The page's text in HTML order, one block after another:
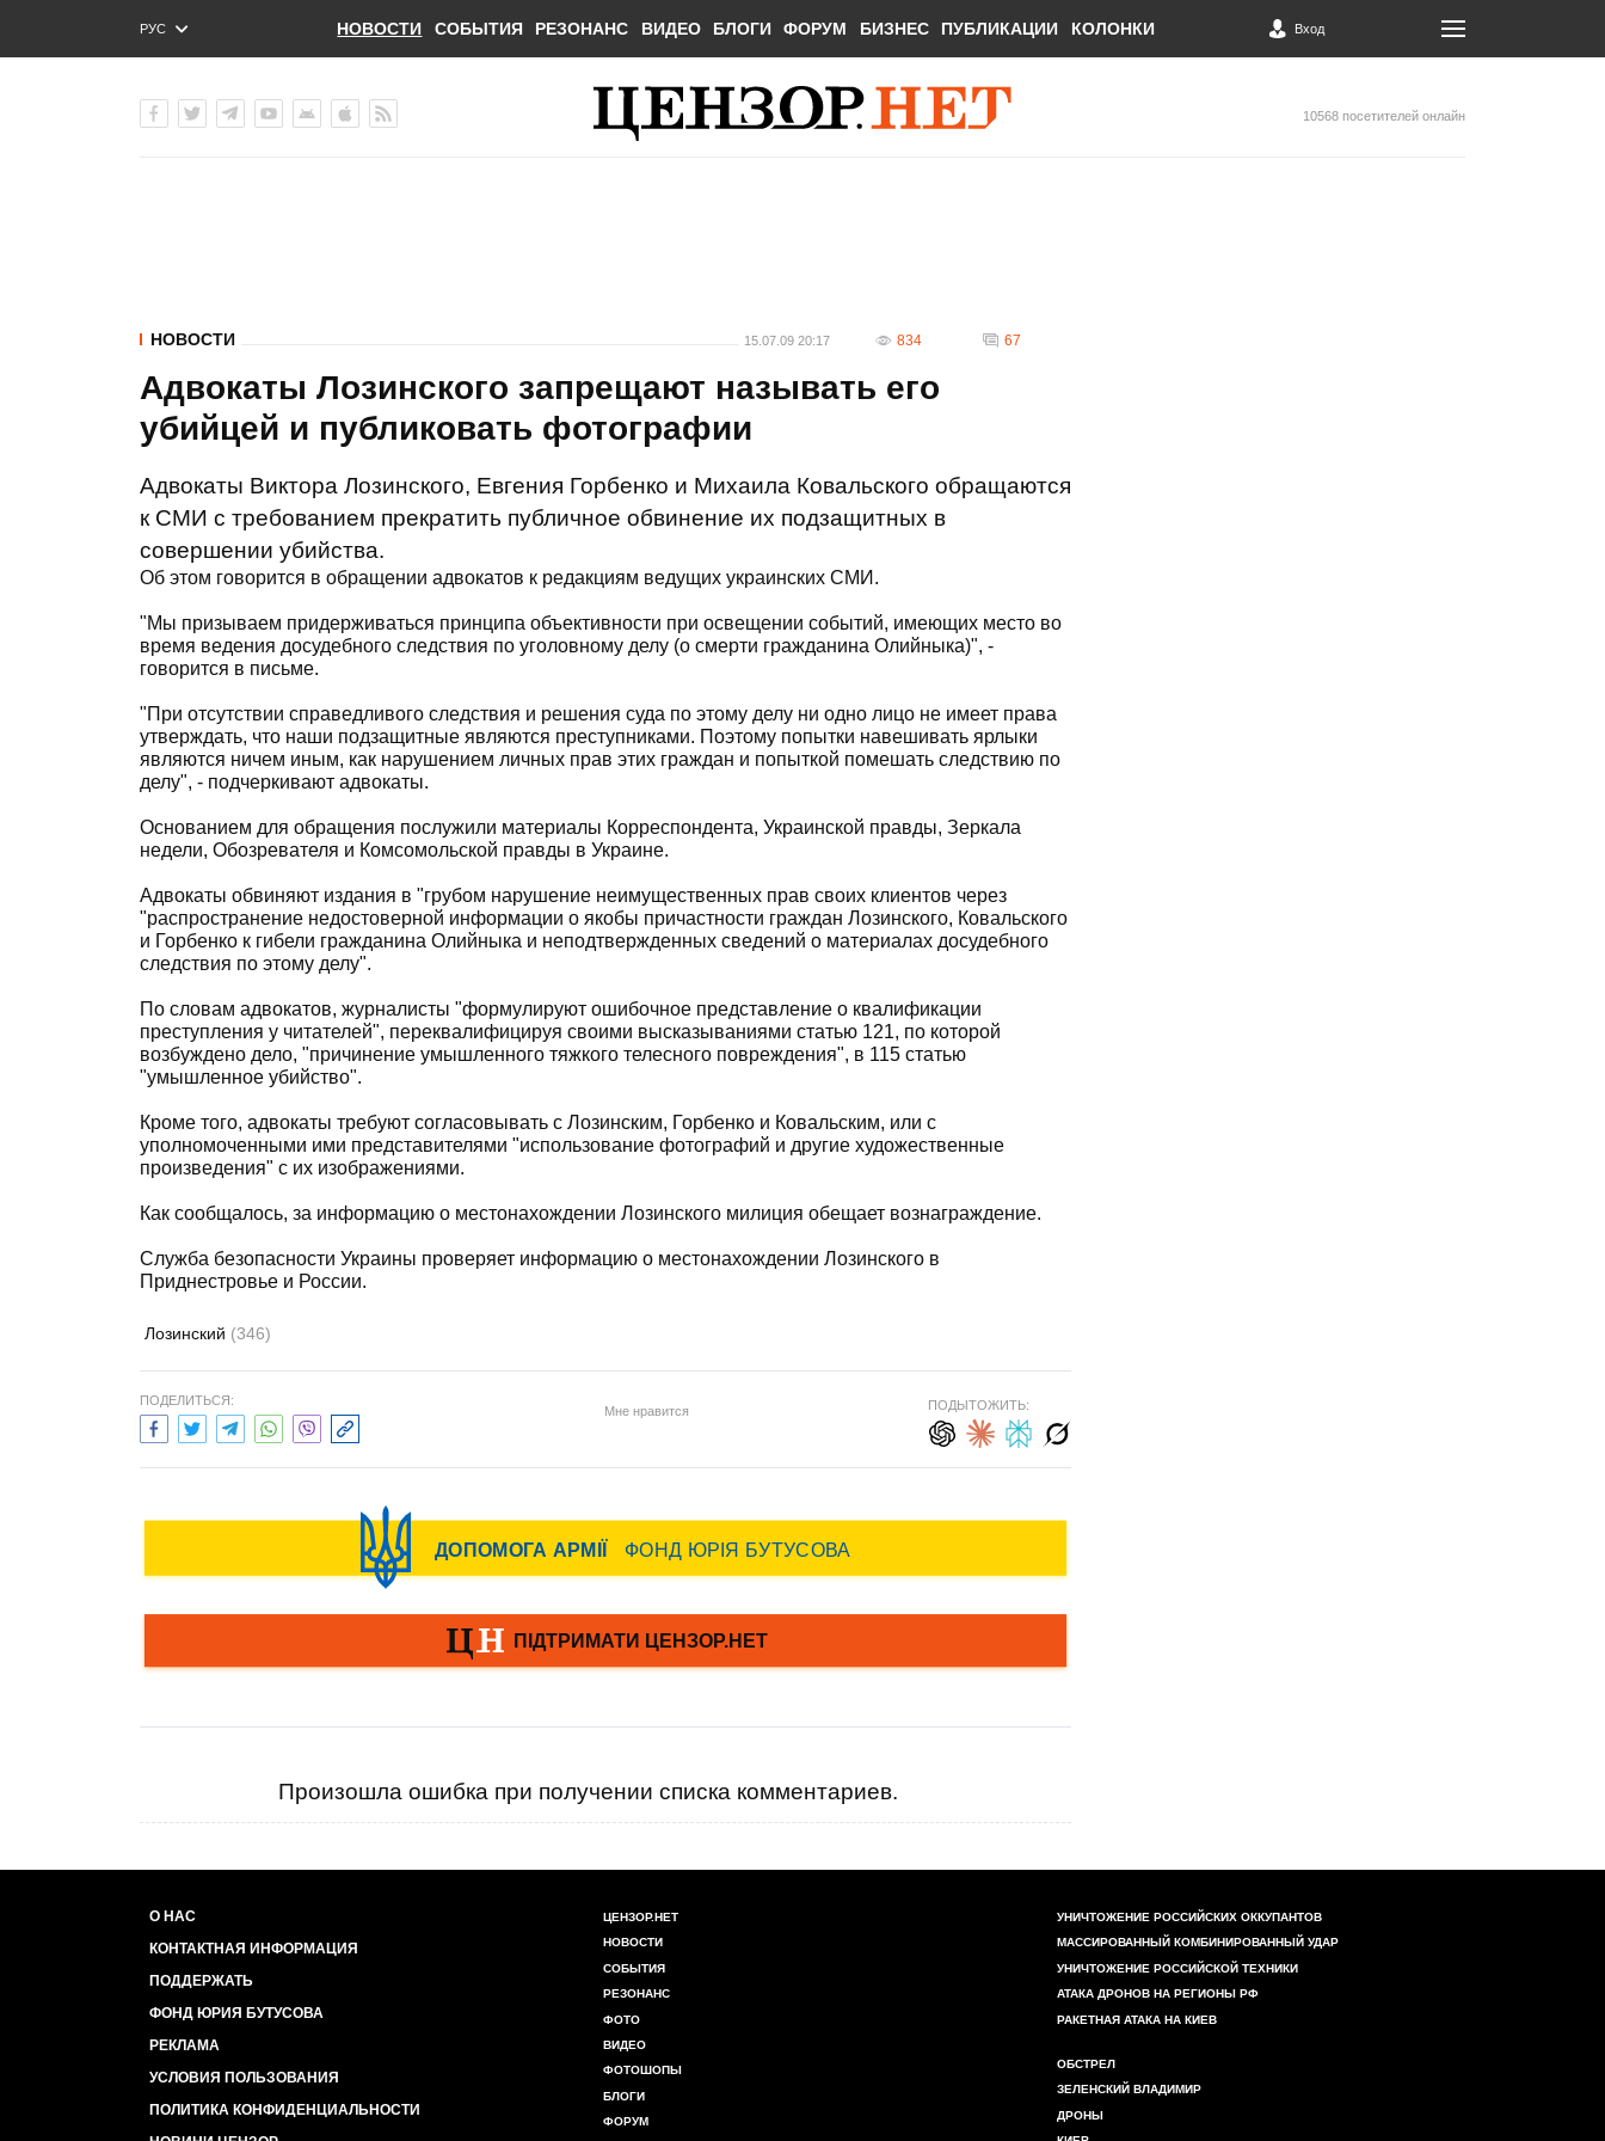
РУС
ENG
НОВОСТИ СОБЫТИЯ РЕЗОНАНС ВИДЕО БЛОГИ ФОРУМ БИЗНЕС ПУБЛИКАЦИИ КОЛОНКИ Вход
10568 посетителей онлайн
НОВОСТИ 15.07.09 20:17 834 67
Адвокаты Лозинского запрещают называть его
убийцей и публиковать фотографии
Адвокаты Виктора Лозинского, Евгения Горбенко и Михаила Ковальского обращаются
к СМИ с требованием прекратить публичное обвинение их подзащитных в
совершении убийства.
Об этом говорится в обращении адвокатов к редакциям ведущих украинских СМИ.
"Мы призываем придерживаться принципа объективности при освещении событий, имеющих место во
время ведения досудебного следствия по уголовному делу (о смерти гражданина Олийныка)", -
говорится в письме.
"При отсутствии справедливого следствия и решения суда по этому делу ни одно лицо не имеет права
утверждать, что наши подзащитные являются преступниками. Поэтому попытки навешивать ярлыки
являются ничем иным, как нарушением личных прав этих граждан и попыткой помешать следствию по
делу", - подчеркивают адвокаты.
Основанием для обращения послужили материалы Корреспондента, Украинской правды, Зеркала
недели, Обозревателя и Комсомольской правды в Украине.
Адвокаты обвиняют издания в "грубом нарушение неимущественных прав своих клиентов через
"распространение недостоверной информации о якобы причастности граждан Лозинского, Ковальского
и Горбенко к гибели гражданина Олийныка и неподтвержденных сведений о материалах досудебного
следствия по этому делу".
По словам адвокатов, журналисты "формулируют ошибочное представление о квалификации
преступления у читателей", переквалифицируя своими высказываниями статью 121, по которой
возбуждено дело, "причинение умышленного тяжкого телесного повреждения", в 115 статью
"умышленное убийство".
Кроме того, адвокаты требуют согласовывать с Лозинским, Горбенко и Ковальским, или с
уполномоченными ими представителями "использование фотографий и другие художественные
произведения" с их изображениями.
Как сообщалось, за информацию о местонахождении Лозинского милиция обещает вознаграждение.
Служба безопасности Украины проверяет информацию о местонахождении Лозинского в
Приднестровье и России.
Лозинский (346)
ПОДЕЛИТЬСЯ:
Мне нравится ПОДЫТОЖИТЬ:
Произошла ошибка при получении списка комментариев.
О НАС
КОНТАКТНАЯ ИНФОРМАЦИЯ
ПОДДЕРЖАТЬ
ФОНД ЮРИЯ БУТУСОВА
РЕКЛАМА
УСЛОВИЯ ПОЛЬЗОВАНИЯ
ПОЛИТИКА КОНФИДЕНЦИАЛЬНОСТИ
ЦЕНЗОР.НЕТ
НОВОСТИ
СОБЫТИЯ
РЕЗОНАНС
ФОТО
ВИДЕО
ФОТОШОПЫ
БЛОГИ
ФОРУМ
УНИЧТОЖЕНИЕ РОССИЙСКИХ ОККУПАНТОВ
МАССИРОВАННЫЙ КОМБИНИРОВАННЫЙ УДАР
УНИЧТОЖЕНИЕ РОССИЙСКОЙ ТЕХНИКИ
АТАКА ДРОНОВ НА РЕГИОНЫ РФ
РАКЕТНАЯ АТАКА НА КИЕВ
ОБСТРЕЛ
ЗЕЛЕНСКИЙ ВЛАДИМИР
ДРОНЫ